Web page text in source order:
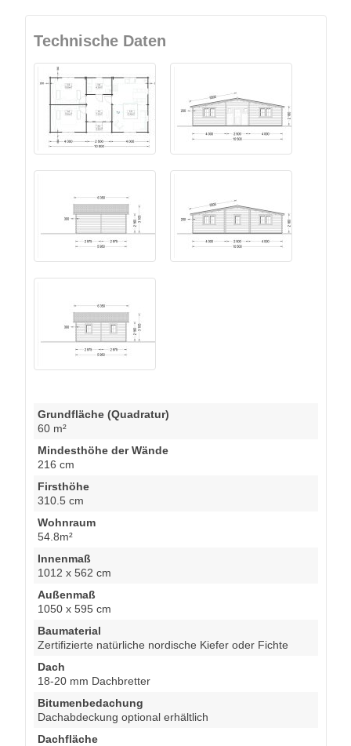
Technische Daten
Grundfläche (Quadratur)
60 m²
Mindesthöhe der Wände
216 cm
Firsthöhe
310.5 cm
Wohnraum
54.8m²
Innenmaß
1012 x 562 cm
Außenmaß
1050 x 595 cm
Baumaterial
Zertifizierte natürliche nordische Kiefer oder Fichte
Dach
18-20 mm Dachbretter
Bitumenbedachung
Dachabdeckung optional erhältlich
Dachfläche